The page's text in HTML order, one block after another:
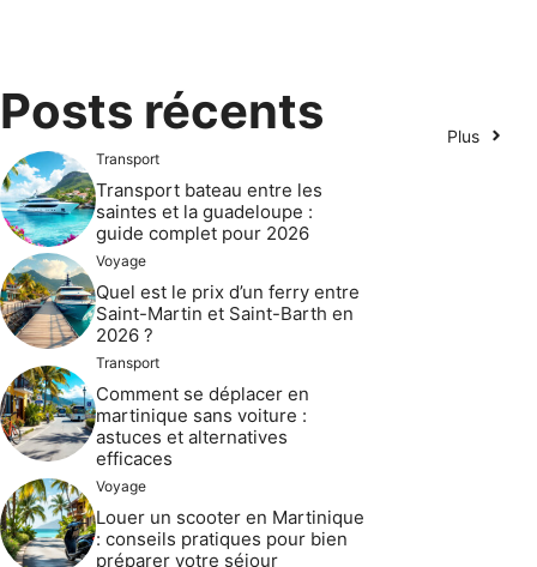
Posts récents Plus
Transport
Transport bateau entre les
saintes et la guadeloupe :
guide complet pour 2026
Voyage
Quel est le prix d’un ferry entre
Saint-Martin et Saint-Barth en
2026 ?
Transport
Comment se déplacer en
martinique sans voiture :
astuces et alternatives
efficaces
Voyage
Louer un scooter en Martinique
: conseils pratiques pour bien
préparer votre séjour